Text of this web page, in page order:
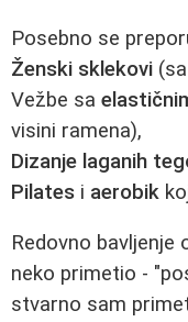
Posebno se
Ženski sklekovi
Vežbe sa
visini ramena),
Dizanje laganih
Pilates i aerobik
Redovno
neko primetio -
stvarno sam